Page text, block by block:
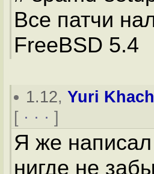
Все патчи
FreeBSD 5.4
1.12,Yuri
[ · · · ]
Я же написал
нигде не